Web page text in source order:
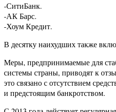
-СитиБанк.
-АК Барс.
-Хоум Кредит.
В десятку наихудших также
Меры, предпринимаемые для
системы страны, приводят к
это связано с отсутствием
и предстоящим банкротством.